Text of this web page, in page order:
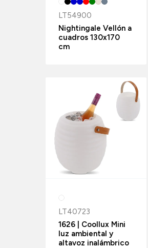
LT54900
Nightingale Vellón a
cuadros 130x170
cm
LT40723
1626 | Coollux Mini
luz ambiental y
altavoz inalámbrico